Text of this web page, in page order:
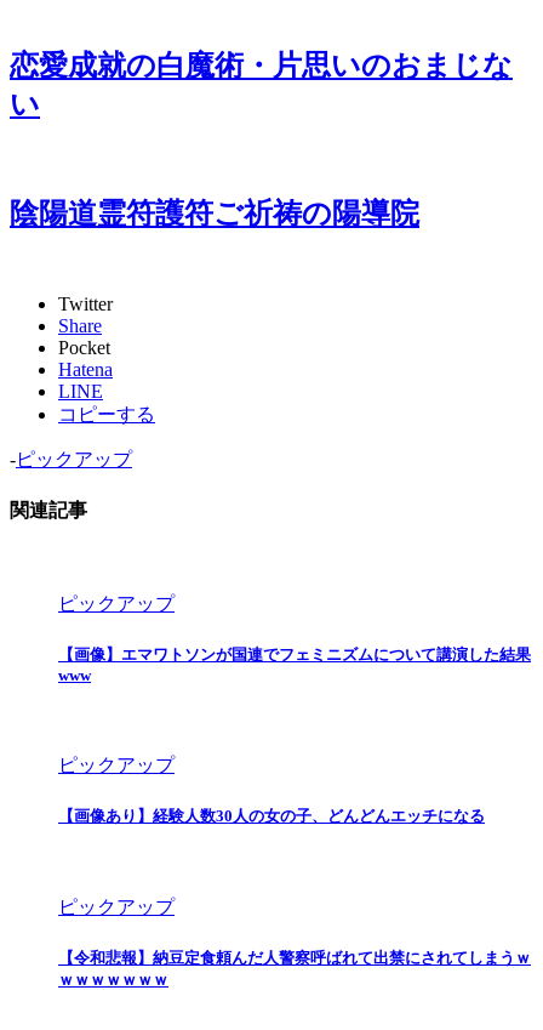
恋愛成就の白魔術・片思いのおまじな
い
陰陽道霊符護符ご祈祷の陽導院
Twitter
Share
Pocket
Hatena
LINE
コピーする
-ピックアップ
関連記事
ピックアップ
【画像】エマワトソンが国連でフェミニズムについて講演した結果
www
ピックアップ
【画像あり】経験人数30人の女の子、どんどんエッチになる
ピックアップ
【令和悲報】納豆定食頼んだ人警察呼ばれて出禁にされてしまうｗ
ｗｗｗｗｗｗｗ